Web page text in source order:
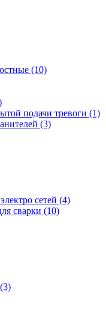
(10)
подачи тревоги (1)
(3)
сетей (4)
сварки (10)